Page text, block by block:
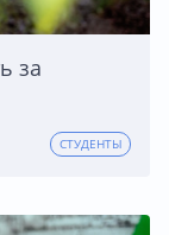
за
СТУДЕНТЫ